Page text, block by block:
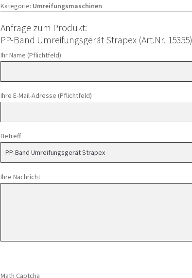
Kategorie: Umreifungsmaschinen
Anfrage zum Produkt:
PP-Band Umreifungsgerät Strapex (Art.Nr. 15355)
Ihr Name (Pflichtfeld)
Ihre E-Mail-Adresse (Pflichtfeld)
Betreff
Ihre Nachricht
Math Captcha